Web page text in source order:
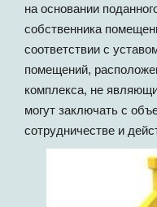
на основании
собственника
соответствии с
помещений,
комплекса, не
могут заключать с
сотрудничестве и